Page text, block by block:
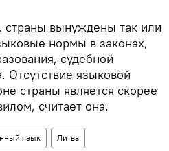
вынуждены так или
нормы в законах,
судебной
Отсутствие языковой
страны является скорее
считает она.
язык Литва